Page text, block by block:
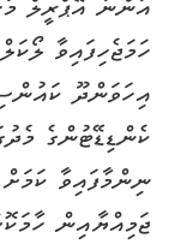
ހަމަޖެހިފައިވާ
އިހަވަންދޫ
ކެންޑިޑޭޓުންގެ
ނިންމާފައިވާ
ޖަމިއްޔާއިން